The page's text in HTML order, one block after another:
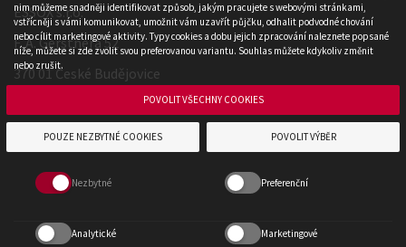
ESSOX s.r.o.
F. A. Gerstnera 52
370 01 České Budějovice
nim můžeme snadněji identifikovat způsob, jakým pracujete s webovými stránkami,
vstřícněji s vámi komunikovat, umožnit vám uzavřít půjčku, odhalit podvodné chování
nebo cílit marketingové aktivity. Typy cookies a dobu jejich zpracování naleznete popsané
níže, můžete si zde zvolit svou preferovanou variantu. Souhlas můžete kdykoliv změnit
nebo zrušit.
POUZE NEZBYTNÉ COOKIES POVOLIT VÝBĚR
POVOLIT VŠECHNY COOKIES
Nezbytné Preferenční
Analytické Marketingové